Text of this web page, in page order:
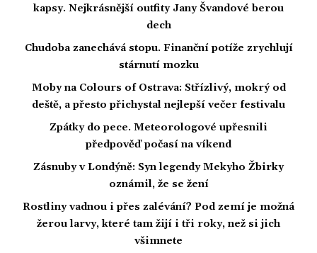
kapsy. Nejkrásnější outfity Jany Švandové berou
dech
Chudoba zanechává stopu. Finanční potíže zrychlují
stárnutí mozku
Moby na Colours of Ostrava: Střízlivý, mokrý od
deště, a přesto přichystal nejlepší večer festivalu
Zpátky do pece. Meteorologové upřesnili
předpověď počasí na víkend
Zásnuby v Londýně: Syn legendy Mekyho Žbirky
oznámil, že se žení
Rostliny vadnou i přes zalévání? Pod zemí je možná
žerou larvy, které tam žijí i tři roky, než si jich
všimnete